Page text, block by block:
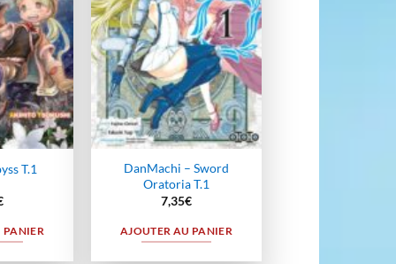
T.1
PANIER
DanMachi – Sword
Oratoria T.1
7,35€
AJOUTER AU PANIER